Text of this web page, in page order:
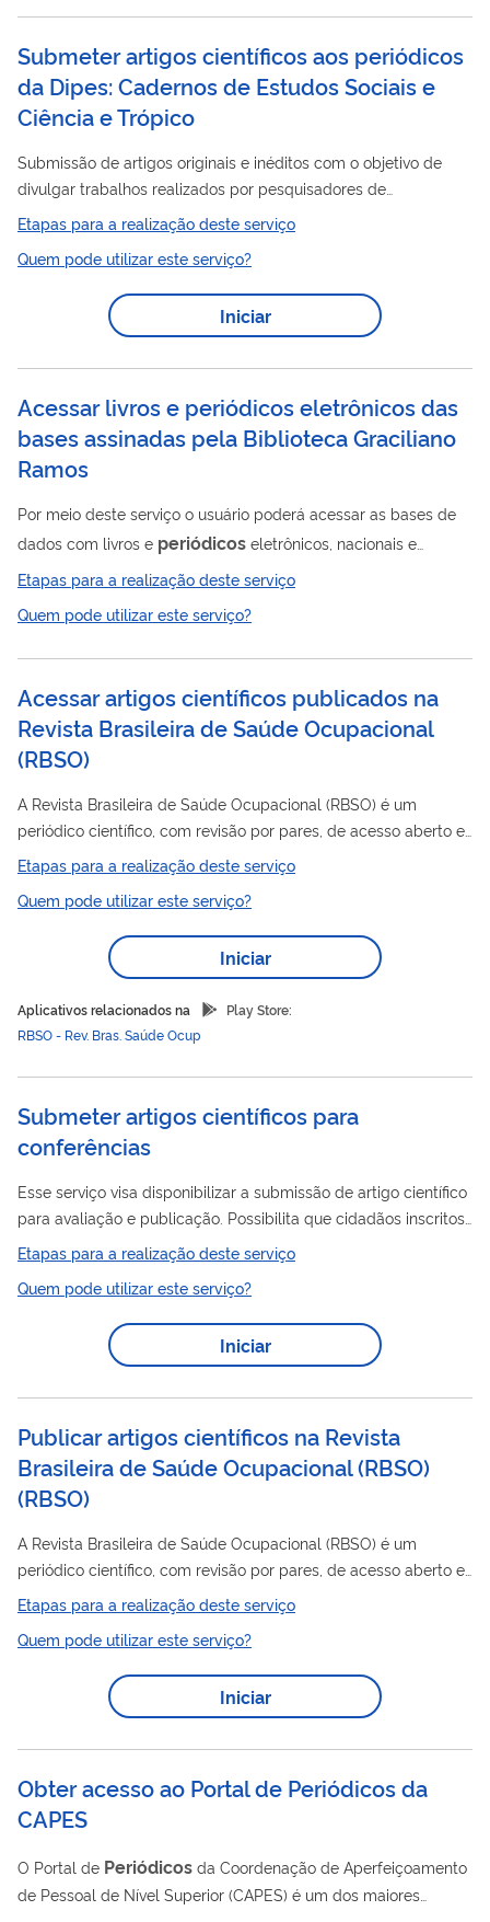
Submeter artigos científicos aos periódicos
da Dipes: Cadernos de Estudos Sociais e
Ciência e Trópico
Submissão de artigos originais e inéditos com o objetivo de
divulgar trabalhos realizados por pesquisadores de
universidades e instituições de pesquisa do Brasil e do exterior.
Etapas para a realização deste serviço
Quem pode utilizar este serviço?
Iniciar
Acessar livros e periódicos eletrônicos das
bases assinadas pela Biblioteca Graciliano
Ramos
Por meio deste serviço o usuário poderá acessar as bases de
dados com livros e periódicos eletrônicos, nacionais e
internacionais, que abrangem vários temas relacionados à
administração pública e áreas correlatas. Além disso, nós
também recomendamos algumas excelentes bases de dados
Etapas para a realização deste serviço
Quem pode utilizar este serviço?
Acessar artigos científicos publicados na
Revista Brasileira de Saúde Ocupacional
(RBSO)
A Revista Brasileira de Saúde Ocupacional (RBSO) é um
periódico científico, com revisão por pares, de acesso aberto e
gratuito, editado e publicado pela Fundacentro desde 1973.
Destina-se à difusão de artigos originais sobre Segurança e
Saúde do Trabalhador (SST) cujo conteúdo venha a contribuir
para o entendimento e a melhoria das condições de trabalho,
para a prevenção de acidentes e doenças do trabalho e para
relacionadas ao tema. ...
Etapas para a realização deste serviço
Quem pode utilizar este serviço?
Iniciar
Aplicativos relacionados na
Play Store:
RBSO - Rev. Bras. Saúde Ocup
Submeter artigos científicos para
conferências
Esse serviço visa disponibilizar a submissão de artigo científico
para avaliação e publicação. Possibilita que cidadãos inscritos
em uma conferência submetam artigos
Etapas para a realização deste serviço
Quem pode utilizar este serviço?
Iniciar
Publicar artigos científicos na Revista
Brasileira de Saúde Ocupacional (RBSO)
(RBSO)
A Revista Brasileira de Saúde Ocupacional (RBSO) é um
periódico científico, com revisão por pares, de acesso aberto e
gratuito, editado e publicado pela Fundacentro desde 1973.
Destina-se à difusão de artigos originais sobre Segurança e
Saúde do Trabalhador (SST) cujo conteúdo venha a contribuir
para o entendimento e a melhoria das condições de trabalho,
para a prevenção de acidentes e doenças do trabalho e para
relacionadas ao tema. ...
Etapas para a realização deste serviço
Quem pode utilizar este serviço?
Iniciar
Obter acesso ao Portal de Periódicos da
CAPES
O Portal de Periódicos da Coordenação de Aperfeiçoamento
de Pessoal de Nível Superior (CAPES) é um dos maiores